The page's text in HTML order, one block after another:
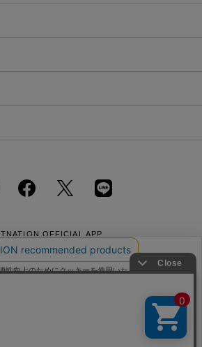
OFFICIAL APP
特定商取引法に基づく通販の表記
性向上のためにクッキーを使用いたします。ボタン
ります。クッキーを通じて収集する情報には「お客
クッキーポリシ